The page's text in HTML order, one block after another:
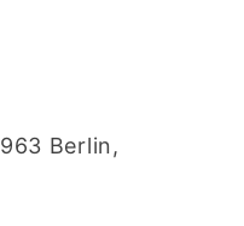
Berlin,